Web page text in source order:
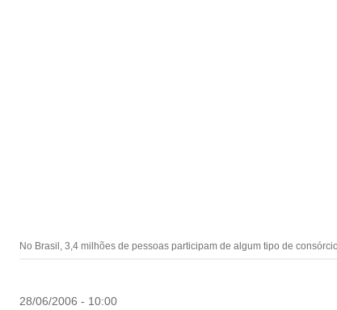
No Brasil, 3,4 milhões de pessoas participam de algum tipo de
28/06/2006 - 10:00